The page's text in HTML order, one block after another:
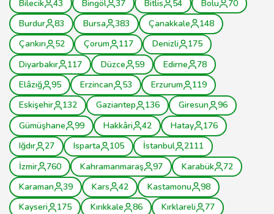
Bilecik 43 Bingöl 37 Bitlis 54 Bolu
70
Burdur
83 Bursa 383 Çanakkale
148
Çankırı
52 Çorum 117 Denizli
175
Diyarbakır
117 Düzce 59 Edirne
78
Elâzığ
95 Erzincan 53 Erzurum
119
Eskişehir
132 Gaziantep 136 Giresun
96
Gümüşhane
99 Hakkâri 42 Hatay
176
Iğdır
27 Isparta 105 İstanbul
2111
İzmir
760 Kahramanmaraş 97 Karabük
72
Karaman
39 Kars 42 Kastamonu
98
Kayseri
175 Kırıkkale 86 Kırklareli
77